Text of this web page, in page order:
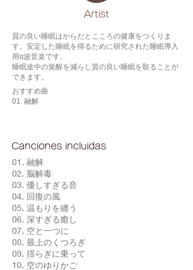
​Artist
質の良い睡眠はからだとこころの健康をつくりま
す。安定した睡眠を得るために研究された睡眠導入
用α波音楽です。
睡眠途中の覚醒を減らし質の良い睡眠を取ることが
できます。
おすすめ曲
01. 融解
Canciones incluidas
01. 融解
02. 脳解毒
03. 優しすぎる音
04. 回復の風
05. 温もりを纏う
06. 深すぎる癒し
07. 空と一つに
08. 最上のくつろぎ
09. 揺らぎに乗って
10. 空のゆりかご